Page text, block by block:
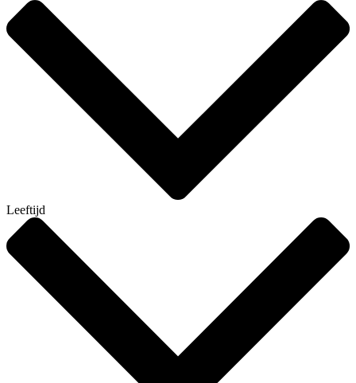
Leeftijd